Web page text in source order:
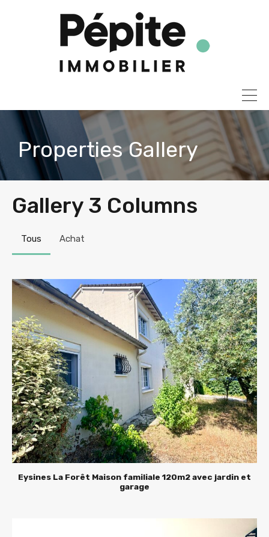
Properties Gallery
Gallery 3 Columns
Tous Achat
Eysines La Forêt Maison familiale 120m2 avec jardin et
garage